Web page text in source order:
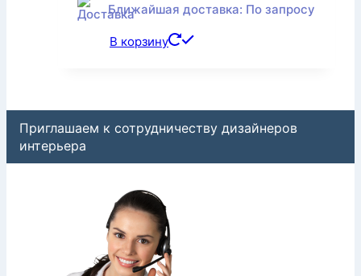
Ближайшая доставка: По запросу
В корзину
Приглашаем к сотрудничеству дизайнеров
интерьера